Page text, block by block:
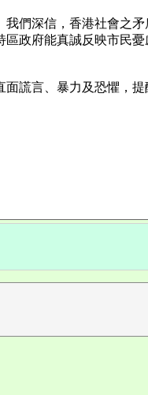
們深信，香港社會之
政府能真誠反映市民
謊言、暴力及恐懼，